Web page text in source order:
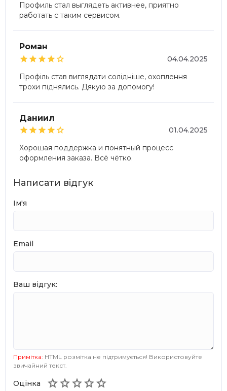
Профиль стал выглядеть активнее, приятно
работать с таким сервисом.
Роман

04.04.2025
Профіль став виглядати солідніше, охоплення
трохи піднялись. Дякую за допомогу!
Даниил

01.04.2025
Хорошая поддержка и понятный процесс
оформления заказа. Всё чётко.
Написати відгук
Ім'я
Email
Ваш відгук:
Примітка: HTML розмітка не підтримується! Використовуйте
звичайний текст.
Оцінка 